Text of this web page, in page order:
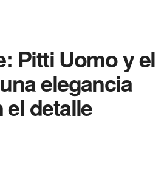
Pitti Uomo y el
elegancia
el detalle